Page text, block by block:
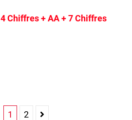
4 Chiffres + AA + 7 Chiffres
1 2